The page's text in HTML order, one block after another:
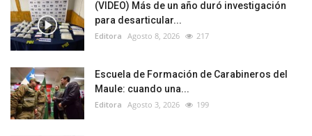
(VIDEO) Más de un año duró investigación
para desarticular...
Editora Agosto 8, 2026 217
Escuela de Formación de Carabineros del
Maule: cuando una...
Editora Agosto 3, 2026 199